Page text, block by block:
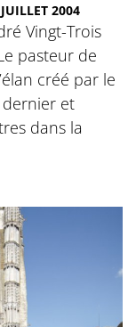
2004
Vingt-Trois
pasteur de
créé par le
et
dans la